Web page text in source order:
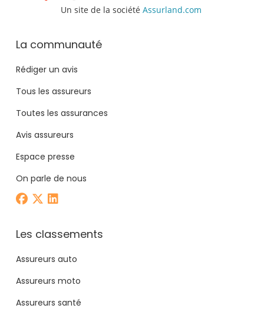
Un site de la société Assurland.com
La communauté
Rédiger un avis
Tous les assureurs
Toutes les assurances
Avis assureurs
Espace presse
On parle de nous
Les classements
Assureurs auto
Assureurs moto
Assureurs santé